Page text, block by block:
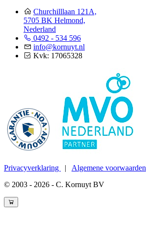
Churchilllaan 121A,
5705 BK Helmond,
Nederland
0492 - 534 596
info@kornuyt.nl
Kvk: 17065328
Privacyverklaring | Algemene voorwaarden
© 2003 - 2026 - C. Kornuyt BV